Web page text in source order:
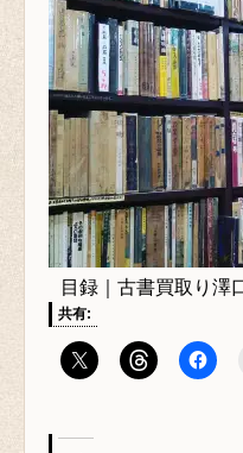
目録｜古書買取り澤
共有: